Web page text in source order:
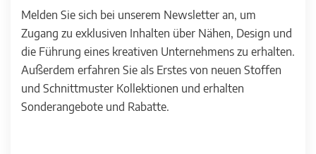
Melden Sie sich bei unserem Newsletter an, um
Zugang zu exklusiven Inhalten über Nähen, Design und
die Führung eines kreativen Unternehmens zu erhalten.
Außerdem erfahren Sie als Erstes von neuen Stoffen
und Schnittmuster Kollektionen und erhalten
Sonderangebote und Rabatte.